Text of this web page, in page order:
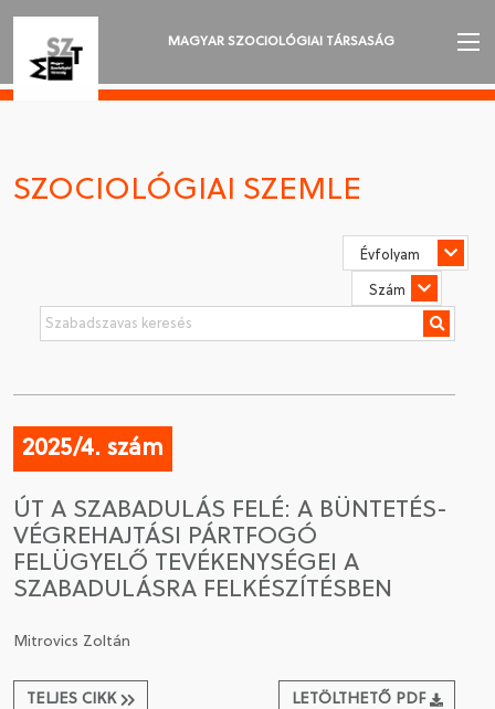
MAGYAR SZOCIOLÓGIAI TÁRSASÁG
SZOCIOLÓGIAI SZEMLE
CSATLAKOZÁS A TÁRSASÁGHOZ / MEGÚJÍTOM A
TAGSÁGOMAT
SZOCIOLÓGIAI SZEMLE
2025/4. szám
ÚT A SZABADULÁS FELÉ: A BÜNTETÉS-
VÉGREHAJTÁSI PÁRTFOGÓ
FELÜGYELŐ TEVÉKENYSÉGEI A
SZABADULÁSRA FELKÉSZÍTÉSBEN
Mitrovics Zoltán
TELJES CIKK LETÖLTHETŐ PDF